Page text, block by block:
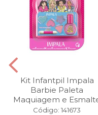
Kit Infantpil Impala
Barbie Paleta
Maquiagem e
Código: 141673